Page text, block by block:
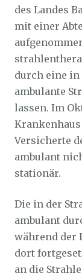
des Landes
mit einer
durch eine
ambulante
lassen. Im
Versicherte
ambulant
stationär.
Die in der
ambulant
während der
dort
an die